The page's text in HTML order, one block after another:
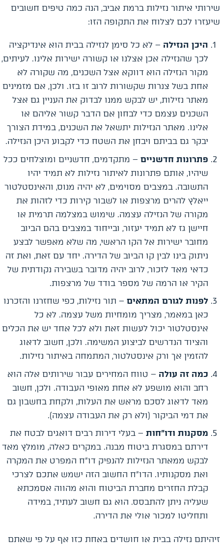
שירותי איתור נזילות ברמת אביב, הנה כמה טיפים חשובים
שיעזרו לכם לצלוח את התקופה הזו:
היכן הנזילה – לא כל סימן לנזילה בבית הוא אינדיקציה
לכך שהנזילה אכן אצלנו או קשורה ישירות אלינו. לעיתים,
מקור הנזילה הוא דווקא אצל השכנים, מה שקורה לא
אחת בשל צנרות שקשורות לרוב זו בזו. ולכן, אם מזמינים
מאתר נזילות, יש לבקש ממנו לבדוק את העניין גם אצל
השכנים עצמם כדי לבחון אם הדבר קשור אליהם או
אלינו. מאתר הנזילות יתשאל את השכנים, במידת הצורך
יבקר גם בביתם ויבחן את השטח כדי לקבוע היכן הנזילה.
פתרונות חדשניים– מתקדמים, חדשניים ומוצלחים ככל
שיהיו, אותם פתרונות לאיתור נזילות לא תמיד יהיו
התשובה. במצבים מסוימים, לא יהיה מנוס, והאינסטלטור
ייאלץ להרים מרצפות או לשבור קירות כדי לזהות את
מקורה של הנזילה עצמה. שימוש במצלמה תרמית או
חיישן גז לא תמיד יעזור, ובייחוד במצבים בהם הביוב
מחובר ישירות אל הקו הראשי, מה שלא מאפשר לבצע
ניתוק בינו לבין קו הביוב של הדירה. יחד עם זאת, ואת זה
כדאי מאד לזכור, לרוב יהיה מדובר בשבירה נקודתית של
הקיר או הרמה של מספר בודד של מרצפות.
לפנות לגורם המתאים– תור נזילות, כפי שחזרנו והזכרנו
כאן במאמר, מצריך מומחיות משל עצמה. לא כל
אינסטלטור יכול לעשות זאת ולא לכל אחד יש את הכלים
והציוד הנדרשים לביצוע המשימה. ולכן, חשוב לדאוג
להזמין אך ורק אינסטלטור, המתמחה באיתור נזילות.
כמה זה עולה – טווח המחירים עבור שירותים אלה הוא
רחב והוא מושפע לא אחת מאופי העבודה. ולכן, חשוב
מאד לדאוג לסכם מראש את העלות, ולקחת בחשבון גם
את דמי הביקור (ולא רק את העבודה עצמה).
מסקנות ודו"חות– בעלי דירות רבים דואגים לבטח את
דירתם במסגרת ביטוח מבנה. במקרים כאלה, מומלץ מאד
לבקש ממאתר הנזילות להנפיק דו"ח המפרט את המקרה
ואת מסקנותיו. הדו"ח החשוב הזה ישמש אתכם לצרכי
קבלת החזרים מחברת הביטוח והוא מהווה אסמכתא
שעליה ניתן להתבסס. הוא גם חשוב לעתיד, במידה
ותחליטו למכור אולי את הדירה.
זיהיתם נזילה בבית או חושדים באחת כזו אף על פי שאתם